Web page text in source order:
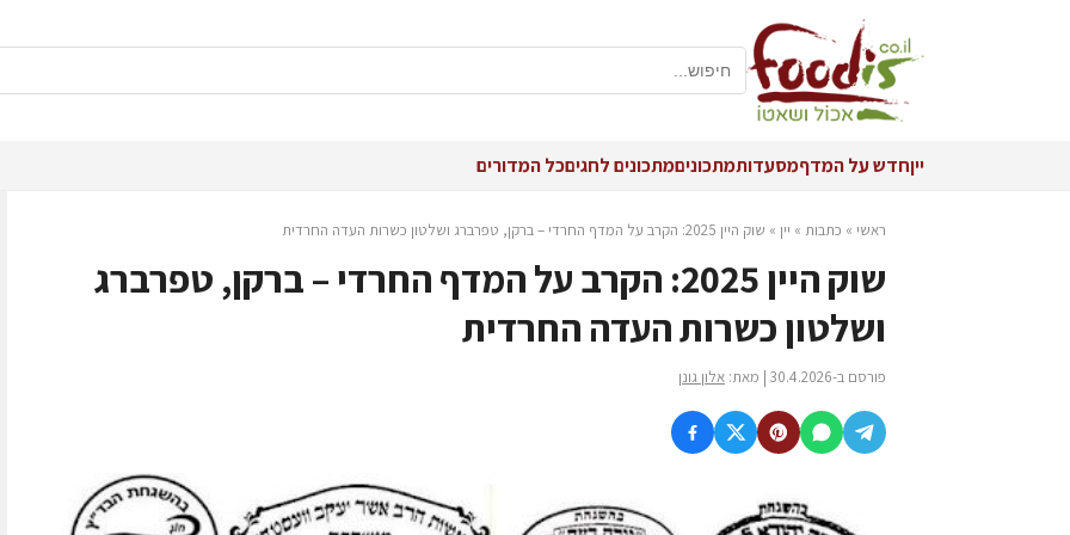
ייןחדש על המדףמסעדותמתכוניםמתכונים לחגיםכל המדורים
ראשי » כתבות » יין » שוק היין 2025: הקרב על המדף החרדי – ברקן, טפרברג ושלטון כשרות העדה החרדית
שוק היין 2025: הקרב על המדף החרדי – ברקן, טפרברג
ושלטון כשרות העדה החרדית
פורסם ב-30.4.2026 | מאת: אלון גונן